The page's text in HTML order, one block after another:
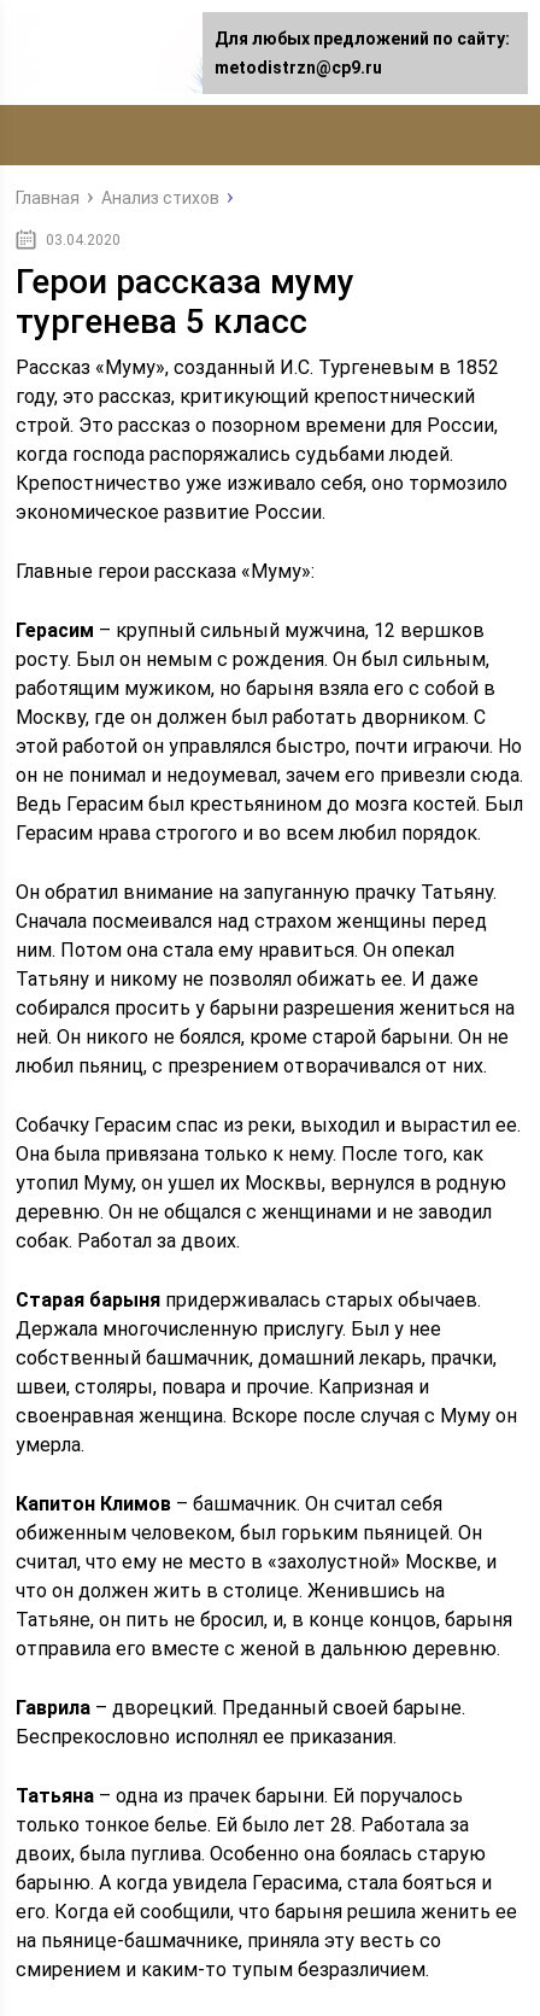
Главная Анализ стихов
03.04.2020
Герои рассказа муму
тургенева 5 класс
Рассказ «Муму», созданный И.С. Тургеневым в 1852
году, это рассказ, критикующий крепостнический
строй. Это рассказ о позорном времени для России,
когда господа распоряжались судьбами людей.
Крепостничество уже изживало себя, оно тормозило
экономическое развитие России.
Главные герои рассказа «Муму»:
Герасим – крупный сильный мужчина, 12 вершков
росту. Был он немым с рождения. Он был сильным,
работящим мужиком, но барыня взяла его с собой в
Москву, где он должен был работать дворником. С
этой работой он управлялся быстро, почти играючи. Но
он не понимал и недоумевал, зачем его привезли сюда.
Ведь Герасим был крестьянином до мозга костей. Был
Герасим нрава строгого и во всем любил порядок.
Он обратил внимание на запуганную прачку Татьяну.
Сначала посмеивался над страхом женщины перед
ним. Потом она стала ему нравиться. Он опекал
Татьяну и никому не позволял обижать ее. И даже
собирался просить у барыни разрешения жениться на
ней. Он никого не боялся, кроме старой барыни. Он не
любил пьяниц, с презрением отворачивался от них.
Собачку Герасим спас из реки, выходил и вырастил ее.
Она была привязана только к нему. После того, как
утопил Муму, он ушел их Москвы, вернулся в родную
деревню. Он не общался с женщинами и не заводил
собак. Работал за двоих.
Старая барыня придерживалась старых обычаев.
Держала многочисленную прислугу. Был у нее
собственный башмачник, домашний лекарь, прачки,
швеи, столяры, повара и прочие. Капризная и
своенравная женщина. Вскоре после случая с Муму он
умерла.
Капитон Климов – башмачник. Он считал себя
обиженным человеком, был горьким пьяницей. Он
считал, что ему не место в «захолустной» Москве, и
что он должен жить в столице. Женившись на
Татьяне, он пить не бросил, и, в конце концов, барыня
отправила его вместе с женой в дальнюю деревню.
Гаврила – дворецкий. Преданный своей барыне.
Беспрекословно исполнял ее приказания.
Татьяна – одна из прачек барыни. Ей поручалось
только тонкое белье. Ей было лет 28. Работала за
двоих, была пуглива. Особенно она боялась старую
барыню. А когда увидела Герасима, стала бояться и
его. Когда ей сообщили, что барыня решила женить ее
на пьянице-башмачнике, приняла эту весть со
смирением и каким-то тупым безразличием.
Для любых предложений по сайту:
metodistrzn@cp9.ru